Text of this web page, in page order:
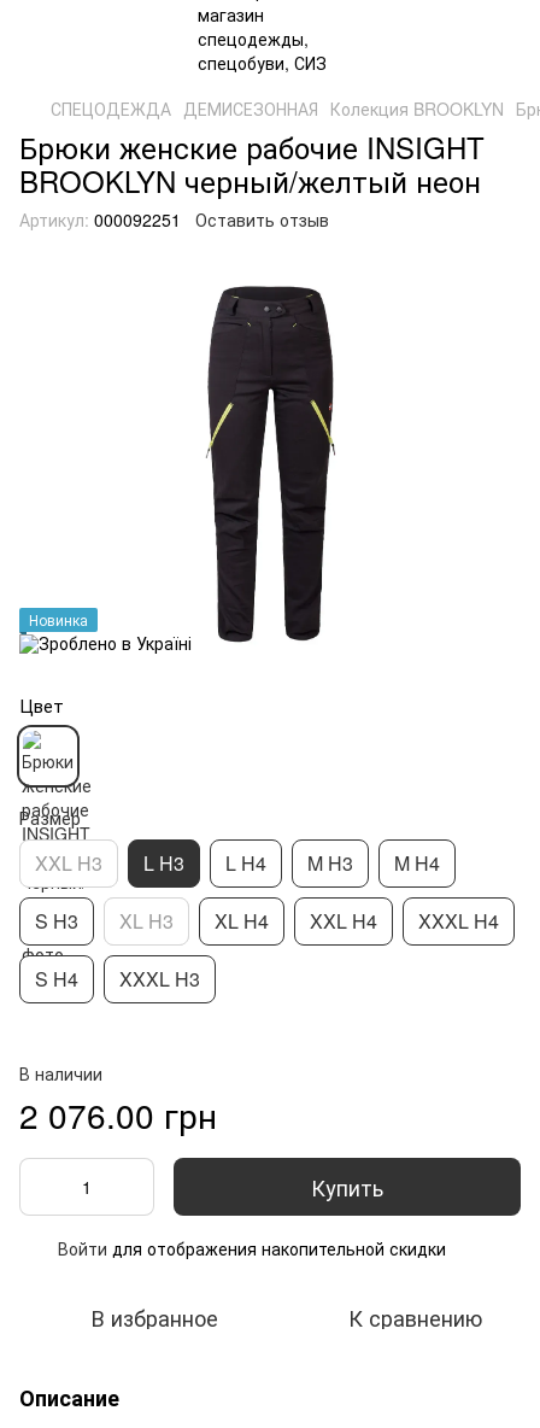
СПЕЦОДЕЖДА ДЕМИСЕЗОННАЯ Колекция BROOKLYN
Брюки женские рабочие INSIGHT
BROOKLYN черный/желтый неон
Артикул: 000092251 Оставить отзыв
Новинка
Цвет
Размер
XXL H3 L H3 L H4 M H3 M H4
S H3 XL H3 XL H4 XXL H4 XXXL H4
S H4 XXXL H3
В наличии
2 076.00 грн
Купить
Войти для отображения накопительной скидки
В избранное К сравнению
Описание